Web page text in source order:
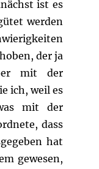
ist es
werden
der ja
mit der
ich, weil es
mit der
dass
hat
gewesen,